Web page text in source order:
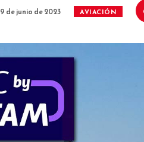
9 de junio de 2023 AVIACIÓN